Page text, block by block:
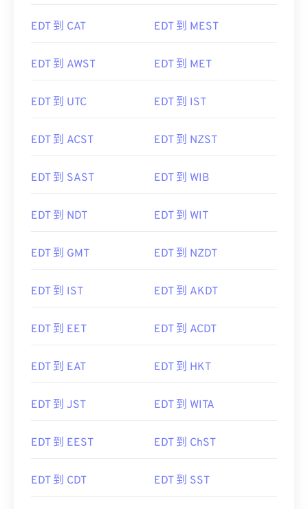
EDT 到 CAT EDT 到 MEST
EDT 到 AWST EDT 到 MET
EDT 到 UTC EDT 到 IST
EDT 到 ACST EDT 到 NZST
EDT 到 SAST EDT 到 WIB
EDT 到 NDT EDT 到 WIT
EDT 到 GMT EDT 到 NZDT
EDT 到 IST EDT 到 AKDT
EDT 到 EET EDT 到 ACDT
EDT 到 EAT EDT 到 HKT
EDT 到 JST EDT 到 WITA
EDT 到 EEST EDT 到 ChST
EDT 到 CDT EDT 到 SST